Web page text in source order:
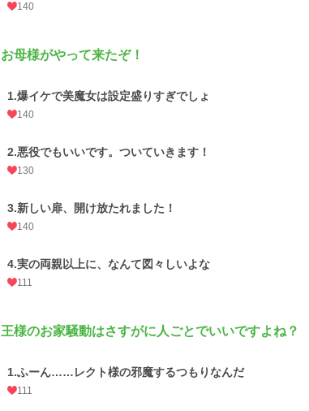
140
お母様がやって来たぞ！
1.爆イケで美魔女は設定盛りすぎでしょ
140
2.悪役でもいいです。ついていきます！
130
3.新しい扉、開け放たれました！
140
4.実の両親以上に、なんて図々しいよな
111
王様のお家騒動はさすがに人ごとでいいですよね？
1.ふーん……レクト様の邪魔するつもりなんだ
111